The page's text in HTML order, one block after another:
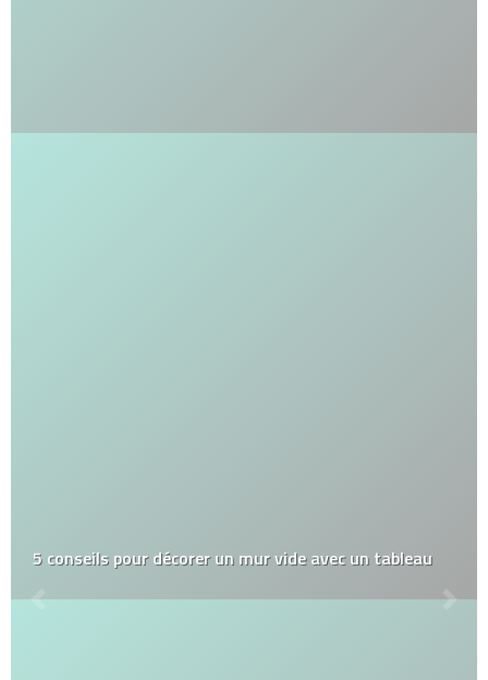
5 conseils pour décorer un mur vide avec un tableau